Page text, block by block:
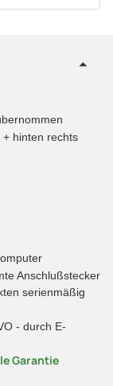
hinten rechts
Anschlußstecker
serienmäßig
- durch E-
Garantie